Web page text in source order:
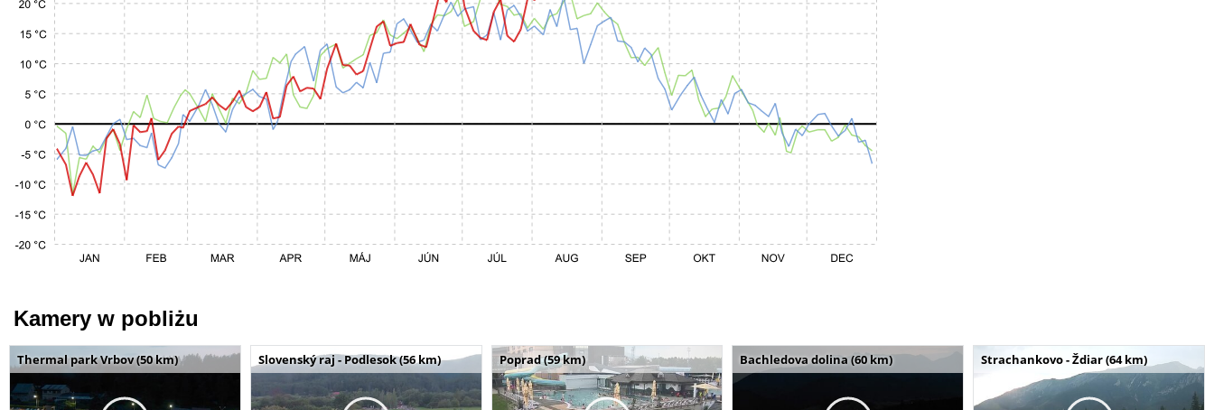
Kamery w pobliżu
Thermal park Vrbov (50 km) Slovenský raj - Podlesok (56 km) Poprad (59 km) Bachledova dolina (60 km) Strachankovo - Ždiar (64 km)